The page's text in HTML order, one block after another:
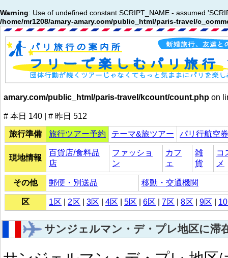
Warning: Use of undefined constant SCRIPT_NAME - assumed
/home/mr1208/amary-amary.com/public_html/paris-travel/
amary.com/public_html/paris-travel/kcount/count.php on
# 本日 140 | # 昨日 512
旅行準備 旅行ツアー予約 テーマ&旅ツアー パリ行航空券
現地情報
百貨店/食料品
店
ファッショ
ン
カフ
ェ
雑
貨
コ
メ
その他 郵便・別送品 移動・交通機関
区 1区 2区 3区 4区 5区 6区 7区 8区 9区
サンジェルマン・デ・プレ地区に滞